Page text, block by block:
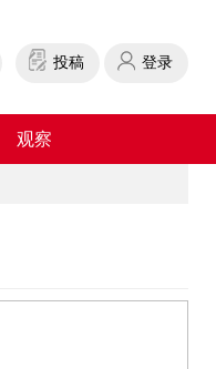
投稿 登录
观察